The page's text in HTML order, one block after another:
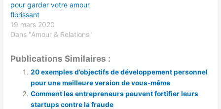
pour garder votre amour
florissant
19 mars 2020
Dans "Amour & Relations"
Publications Similaires :
20 exemples d’objectifs de développement personnel
pour une meilleure version de vous-même
Comment les entrepreneurs peuvent fortifier leurs
startups contre la fraude